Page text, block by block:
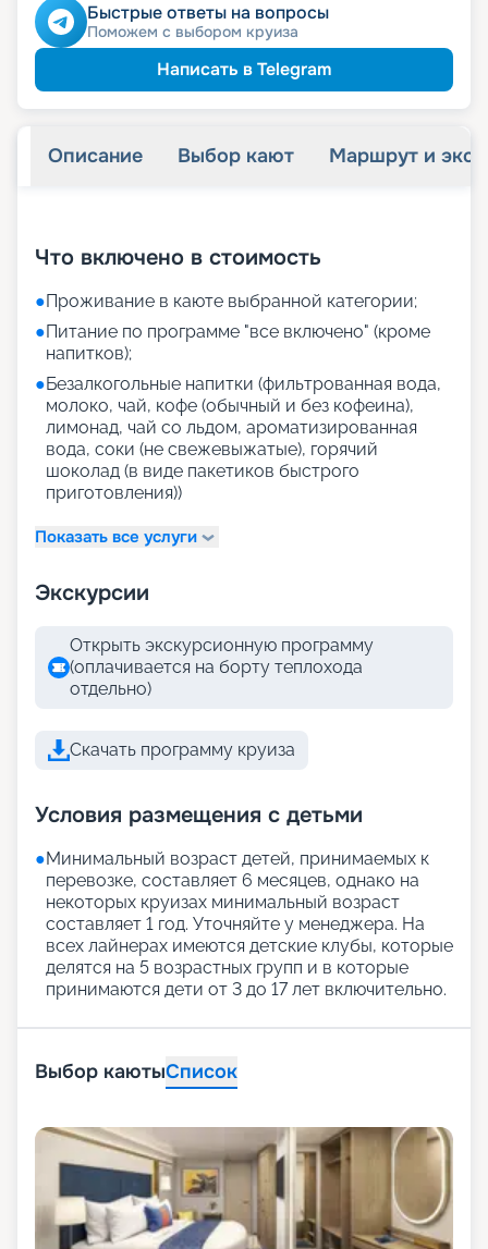
Быстрые ответы на вопросы
Поможем с выбором круиза
Написать в Telegram
Описание Выбор кают Маршрут и
Что включено в стоимость
●Проживание в каюте выбранной категории;
●Питание по программе "все включено" (кроме
напитков);
●Безалкогольные напитки (фильтрованная вода,
молоко, чай, кофе (обычный и без кофеина),
лимонад, чай со льдом, ароматизированная
вода, соки (не свежевыжатые), горячий
шоколад (в виде пакетиков быстрого
приготовления))
Показать все услуги
Экскурсии
Открыть экскурсионную программу
(оплачивается на борту теплохода
отдельно)
Скачать программу круиза
Условия размещения с детьми
●Минимальный возраст детей, принимаемых к
перевозке, составляет 6 месяцев, однако на
некоторых круизах минимальный возраст
составляет 1 год. Уточняйте у менеджера. На
всех лайнерах имеются детские клубы, которые
делятся на 5 возрастных групп и в которые
принимаются дети от 3 до 17 лет включительно.
Выбор каютыСписок